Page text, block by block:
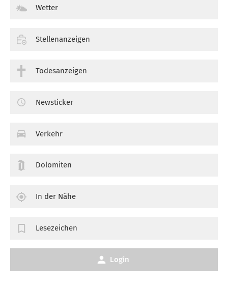
Wetter
Stellenanzeigen
Todesanzeigen
Newsticker
Verkehr
Dolomiten
In der Nähe
Lesezeichen
Login